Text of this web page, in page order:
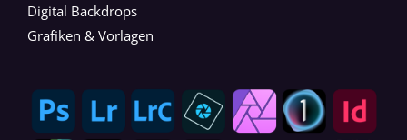
Digital Backdrops
Grafiken & Vorlagen